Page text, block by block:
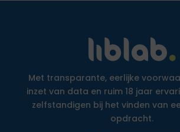
Met transparante, eerlijke
inzet van data en ruim 18 jaar
zelfstandigen bij het vinden van
opdracht.